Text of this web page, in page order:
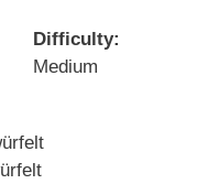
Difficulty:
Medium